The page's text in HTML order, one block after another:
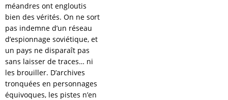
méandres ont engloutis
bien des vérités. On ne sort
pas indemne d’un réseau
d’espionnage soviétique, et
un pays ne disparaît pas
sans laisser de traces… ni
les brouiller. D’archives
tronquées en personnages
équivoques, les pistes n’en